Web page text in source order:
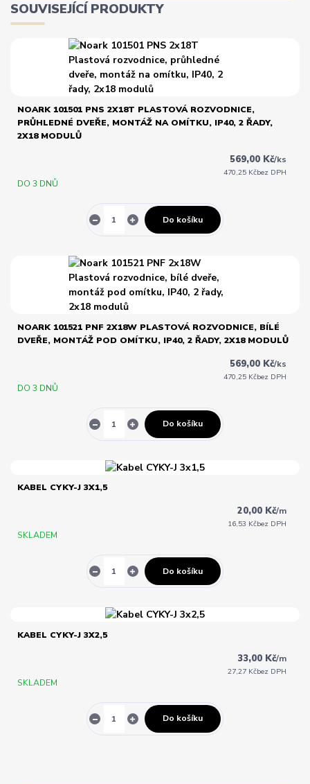
SOUVISEJÍCÍ PRODUKTY
NOARK 101501 PNS 2X18T PLASTOVÁ ROZVODNICE,
PRŮHLEDNÉ DVEŘE, MONTÁŽ NA OMÍTKU, IP40, 2 ŘADY,
2X18 MODULŮ
569,00 Kč/ks
470,25 Kčbez DPH
DO 3 DNŮ
Do košíku
NOARK 101521 PNF 2X18W PLASTOVÁ ROZVODNICE, BÍLÉ
DVEŘE, MONTÁŽ POD OMÍTKU, IP40, 2 ŘADY, 2X18 MODULŮ
569,00 Kč/ks
470,25 Kčbez DPH
DO 3 DNŮ
Do košíku
KABEL CYKY-J 3X1,5
20,00 Kč/m
16,53 Kčbez DPH
SKLADEM
Do košíku
KABEL CYKY-J 3X2,5
33,00 Kč/m
27,27 Kčbez DPH
SKLADEM
Do košíku